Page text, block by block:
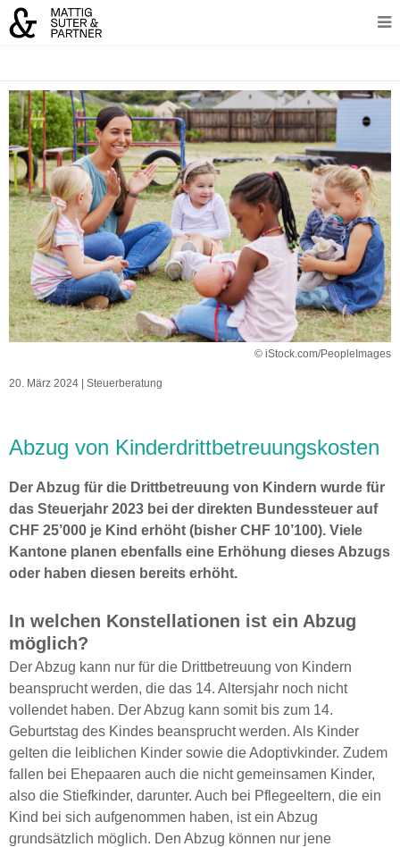
© iStock.com/PeopleImages
20. März 2024 | Steuerberatung
Abzug von Kinderdrittbetreuungskosten
Der Abzug für die Drittbetreuung von Kindern wurde für
das Steuerjahr 2023 bei der direkten Bundessteuer auf
CHF 25’000 je Kind erhöht (bisher CHF 10’100). Viele
Kantone planen ebenfalls eine Erhöhung dieses Abzugs
oder haben diesen bereits erhöht.
In welchen Konstellationen ist ein Abzug
möglich?
Der Abzug kann nur für die Drittbetreuung von Kindern
beansprucht werden, die das 14. Altersjahr noch nicht
vollendet haben. Der Abzug kann somit bis zum 14.
Geburtstag des Kindes beansprucht werden. Als Kinder
gelten die leiblichen Kinder sowie die Adoptivkinder. Zudem
fallen bei Ehepaaren auch die nicht gemeinsamen Kinder,
also die Stiefkinder, darunter. Auch bei Pflegeeltern, die ein
Kind bei sich aufgenommen haben, ist ein Abzug
grundsätzlich möglich. Den Abzug können nur jene